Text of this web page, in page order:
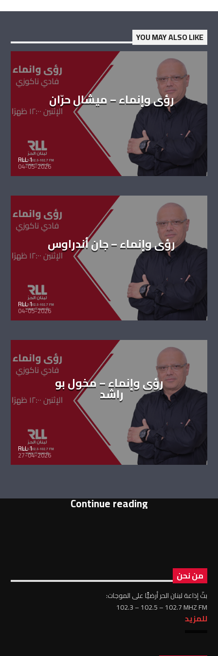
YOU MAY ALSO LIKE
رؤى وإنماء – ميشال حرّان
RLL 1
04-05-2026
رؤى وإنماء – جان أندراوس
RLL 1
04-05-2026
رؤى وإنماء – مخول بو
راشد
RLL 1
27-04-2026
Continue reading
من نحن
بثّ إذاعة لبنان الحر أرضيًّا على الموجات:
102.3 – 102.5 – 102.7 MHZ FM
للمزيد